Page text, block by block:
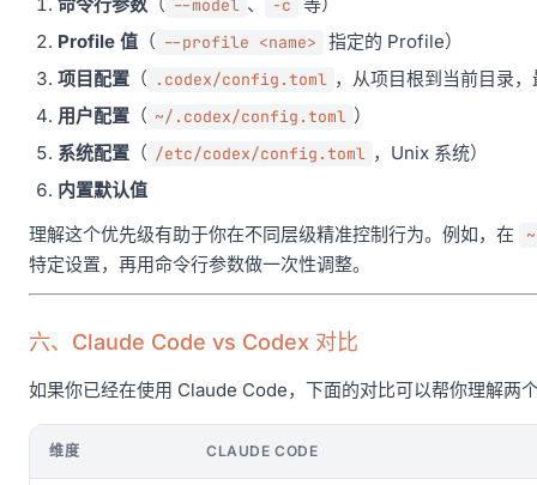
--model -c
Profile 值 （ --profile <name>
指定的 Profile）
项目配置 （ .codex/config.toml ，从项目根到当前目录
用户配置 （ ~/.codex/config.toml ）
系统配置 （ /etc/codex/config.toml ，Unix 系统）
内置默认值
理解这个优先级有助于你在不同层级精准控制行为。例如，在
特定设置，再用命令行参数做一次性调整。
六、Claude Code vs Codex 对比
如果你已经在使用 Claude Code，下面的对比可以帮你理解两
维度 CLAUDE CODE